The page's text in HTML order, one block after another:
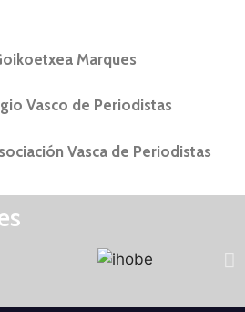
Marques
Vasco de Periodistas
Vasca de Periodistas